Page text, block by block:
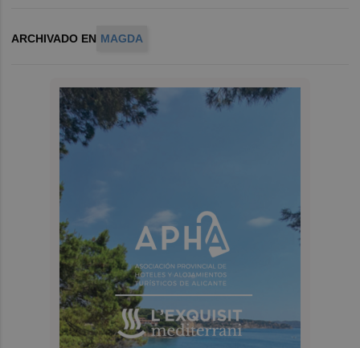
ARCHIVADO EN MAGDA